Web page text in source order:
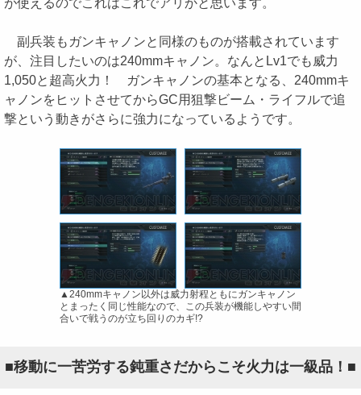
副兵装もガンキャノンと同様のものが搭載されています
が、注目したいのは240mmキャノン。なんとLv1でも威力
1,050と超高火力！ ガンキャノンの基本となる、240mmキ
ャノンをヒットさせてからGC用狙撃ビーム・ライフルで追
撃という動きがさらに強力になっているようです。
▲240mmキャノン以外は威力射程ともにガンキャノン
とまったく同じ性能なので、この兵装が機能しやすい間
合いで戦うのが立ち回りのカギ!?
■移動に一苦労する鈍重さだからこそ火力は一級品！■